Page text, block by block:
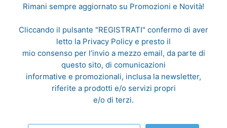
Rimani sempre aggiornato su Promozioni e Novità!
Cliccando il pulsante "REGISTRATI" confermo di aver
letto la Privacy Policy e presto il
mio consenso per l’invio a mezzo email, da parte di
questo sito, di comunicazioni
informative e promozionali, inclusa la newsletter,
riferite a prodotti e/o servizi propri
e/o di terzi.